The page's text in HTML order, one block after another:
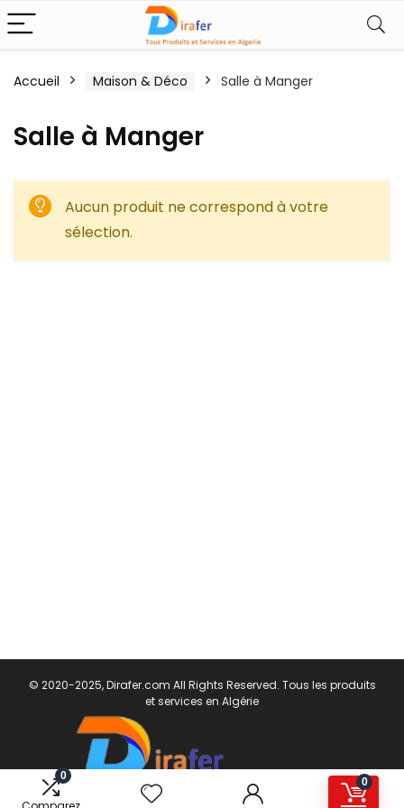
0
0
Accueil Maison & Déco Salle à Manger
Salle à Manger
Aucun produit ne correspond à votre
sélection.
© 2020-2025, Dirafer.com All Rights Reserved. Tous les produits
et services en Algérie